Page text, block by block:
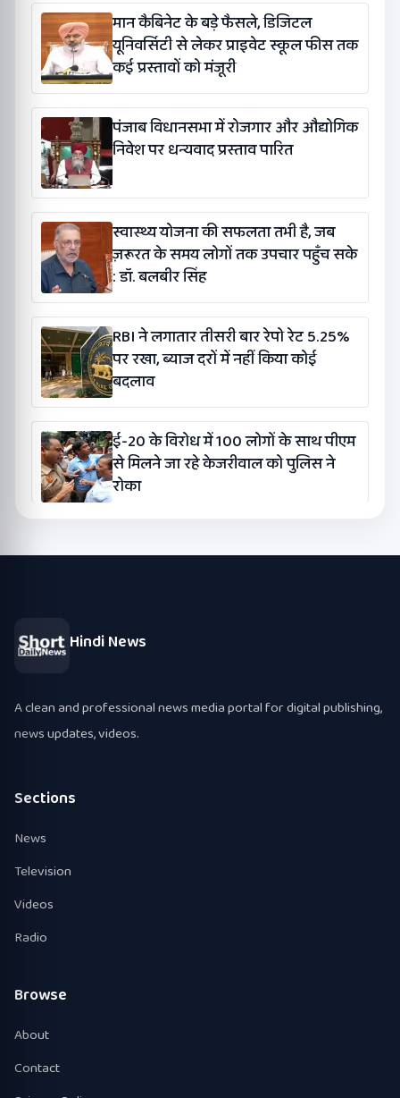
मान कैबिनेट के बड़े फैसले, डिजिटल
यूनिवर्सिटी से लेकर प्राइवेट स्कूल फीस तक
कई प्रस्तावों को मंजूरी
पंजाब विधानसभा में रोजगार और औद्योगिक
निवेश पर धन्यवाद प्रस्ताव पारित
स्वास्थ्य योजना की सफलता तभी है, जब
ज़रूरत के समय लोगों तक उपचार पहुँच सके
: डॉ. बलबीर सिंह
RBI ने लगातार तीसरी बार रेपो रेट 5.25%
पर रखा, ब्याज दरों में नहीं किया कोई
बदलाव
ई-20 के विरोध में 100 लोगों के साथ पीएम
से मिलने जा रहे केजरीवाल को पुलिस ने
रोका
Hindi News
A clean and professional news media portal for digital publishing,
news updates, videos.
Sections
News
Television
Videos
Radio
Browse
About
Contact